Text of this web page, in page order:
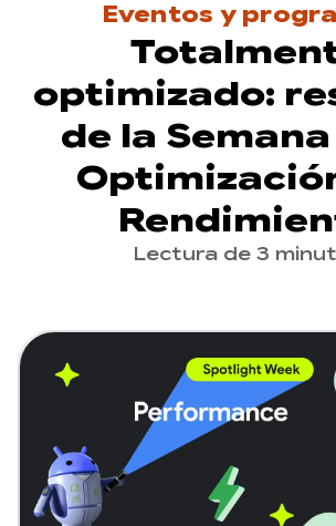
Eventos y
optimizado:
de la
Lectura de 3